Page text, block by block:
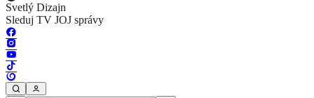
Svetlý Dizajn
Sleduj TV JOJ správy